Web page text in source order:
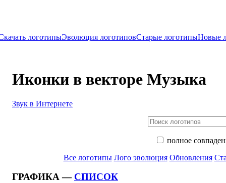
логотипыЭволюция логотиповСтарые логотипыНовые
Иконки в векторе Музыка
Звук в Интернете
полное
Все логотипы Лого эволюция Обновления
ГРАФИКА — СПИСОК